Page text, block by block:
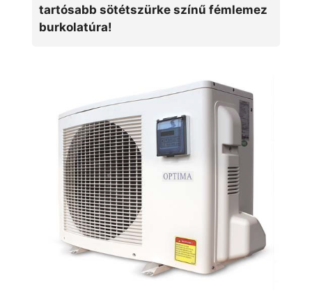
tartósabb sötétszürke színű fémlemez
burkolatúra!